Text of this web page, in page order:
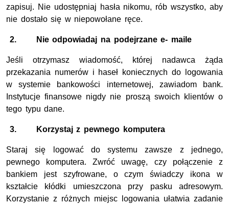
zapisuj. Nie udostępniaj hasła nikomu, rób wszystko, aby
nie dostało się w niepowołane ręce.
2. Nie odpowiadaj na podejrzane e- maile
Jeśli otrzymasz wiadomość, której nadawca żąda
przekazania numerów i haseł koniecznych do logowania
w systemie bankowości internetowej, zawiadom bank.
Instytucje finansowe nigdy nie proszą swoich klientów o
tego typu dane.
3. Korzystaj z pewnego komputera
Staraj się logować do systemu zawsze z jednego,
pewnego komputera. Zwróć uwagę, czy połączenie z
bankiem jest szyfrowane, o czym świadczy ikona w
kształcie kłódki umieszczona przy pasku adresowym.
Korzystanie z różnych miejsc logowania ułatwia zadanie